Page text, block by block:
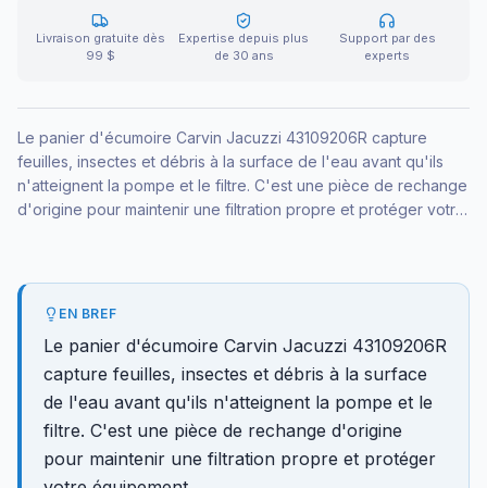
Livraison gratuite dès
99 $
Expertise depuis plus
de 30 ans
Support par des
experts
Le panier d'écumoire Carvin Jacuzzi 43109206R capture
feuilles, insectes et débris à la surface de l'eau avant qu'ils
n'atteignent la pompe et le filtre. C'est une pièce de rechange
d'origine pour maintenir une filtration propre et protéger votre
EN BREF
Le panier d'écumoire Carvin Jacuzzi 43109206R
capture feuilles, insectes et débris à la surface
de l'eau avant qu'ils n'atteignent la pompe et le
filtre. C'est une pièce de rechange d'origine
pour maintenir une filtration propre et protéger